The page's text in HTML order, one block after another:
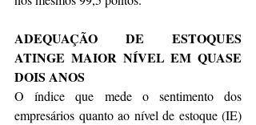
ADEQUAÇÃO DE ESTOQUES
ATINGE MAIOR NÍVEL EM QUASE
DOIS ANOS
O índice que mede o sentimento dos
empresários quanto ao nível de estoque (IE)